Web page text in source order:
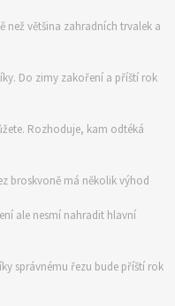
než většina zahradních trvalek a
Do zimy zakoření a příští rok
Rozhoduje, kam odtéká
broskvoně má několik výhod
ale nesmí nahradit hlavní
správnému řezu bude příští rok